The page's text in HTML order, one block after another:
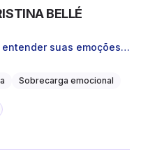
BELLÉ
suas emoções e
que você está vivendo
Sobrecarga emocional